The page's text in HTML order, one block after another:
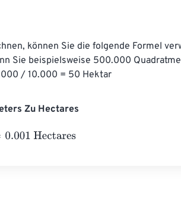
können Sie die folgende Formel
Sie beispielsweise 500.000
/ 10.000 = 50 Hektar
Zu Hectares
0.001 Hectares